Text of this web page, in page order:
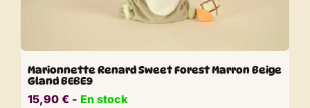
Marionnette Renard Sweet Forest Marron Beige
Gland BEBE9
15,90 € ​​ - En stock